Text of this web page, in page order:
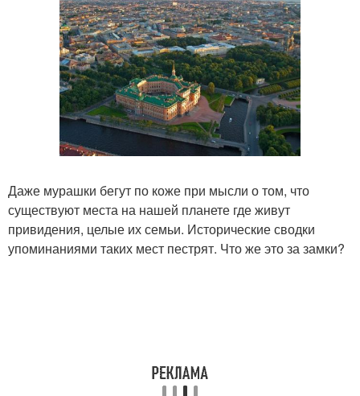
Даже мурашки бегут по коже при мысли о том, что
существуют места на нашей планете где живут
привидения, целые их семьи. Исторические сводки
упоминаниями таких мест пестрят. Что же это за замки?